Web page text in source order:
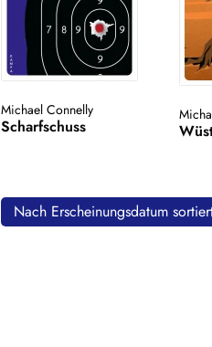
Michael Connelly
Scharfschuss
Nach Erscheinungsdatum